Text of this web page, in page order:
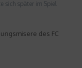
sich später im Spiel
des FC